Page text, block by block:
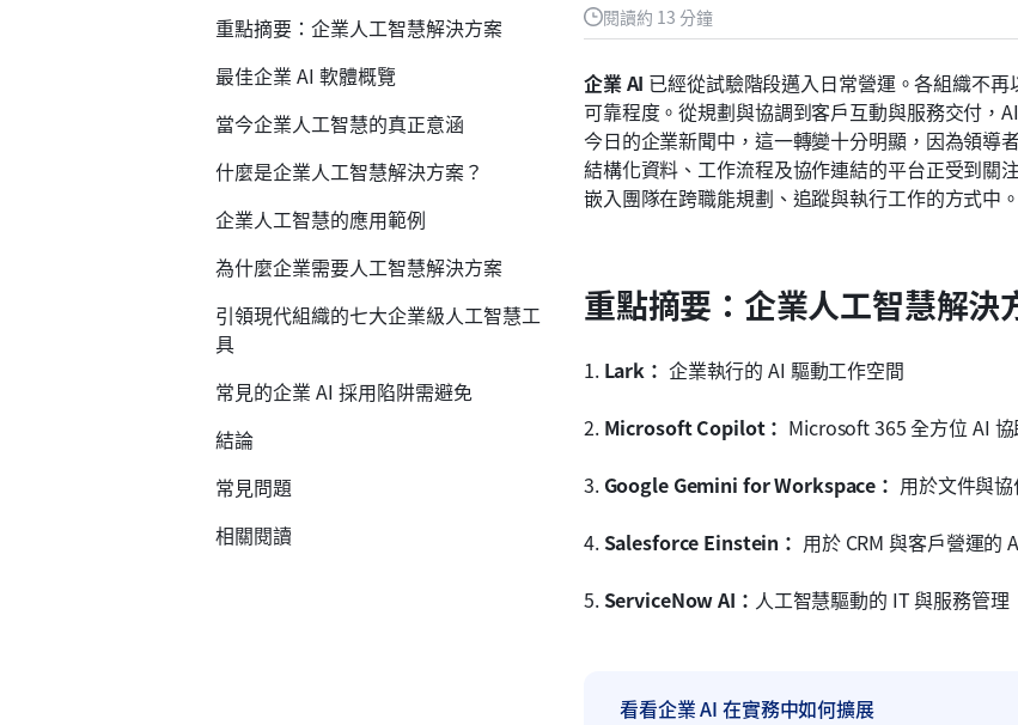
閱讀約 13 分鐘
企業 AI 已經從試驗階段邁入日常營運。各組織不
可靠程度。從規劃與協調到客戶互動與服務交付，
今日的企業新聞中，這一轉變十分明顯，因為領導
結構化資料、工作流程及協作連結的平台正受到關
嵌入團隊在跨職能規劃、追蹤與執行工作的方式中。
重點摘要：企業人工智慧解決
1. Lark： 企業執行的 AI 驅動工作空間
2. Microsoft Copilot： Microsoft 365 全方位 AI 協
3. Google Gemini for Workspace： 用於文件與
4. Salesforce Einstein： 用於 CRM 與客戶營運的
5. ServiceNow AI： 人工智慧驅動的 IT 與服務管理
看看企業 AI 在實務中如何擴展
重點摘要：企業人工智慧解決方案
最佳企業 AI 軟體概覽
當今企業人工智慧的真正意涵
什麼是企業人工智慧解決方案？
企業人工智慧的應用範例
為什麼企業需要人工智慧解決方案
引領現代組織的七大企業級人工智慧工
具
常見的企業 AI 採用陷阱需避免
結論
常見問題
相關閱讀